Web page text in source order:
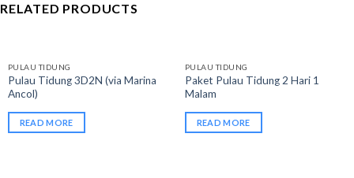
RELATED PRODUCTS
PULAU TIDUNG
Pulau Tidung 3D2N (via Marina
Ancol)
READ MORE
PULAU TIDUNG
Paket Pulau Tidung 2 Hari 1
Malam
READ MORE